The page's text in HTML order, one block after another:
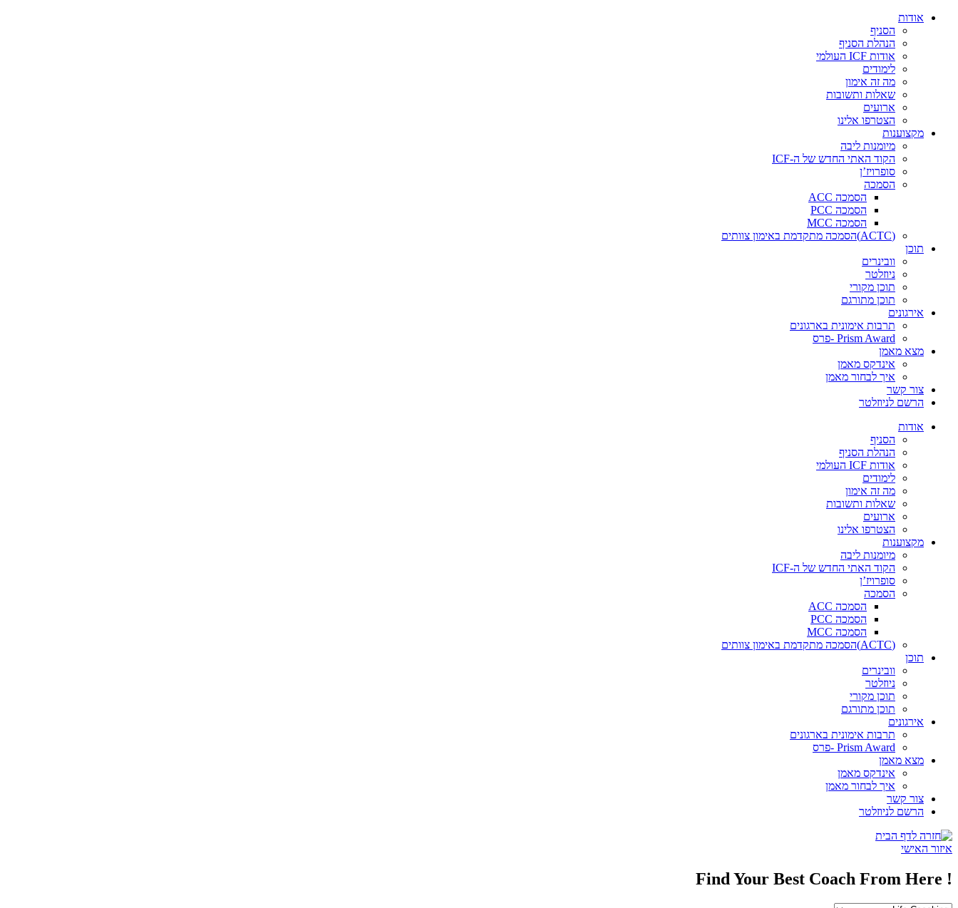
אודות
הסניף
הנהלת הסניף
אודות ICF העולמי
לימודים
מה זה אימון
שאלות ותשובות
ארועים
הצטרפו אלינו
מקצוענות
מיומנות ליבה
הקוד האתי החדש של ה-ICF
סופרויז’ן
הסמכה
הסמכה ACC
הסמכה PCC
הסמכה MCC
(ACTC)הסמכה מתקדמת באימון צוותים
תוכן
וובינרים
ניוזלטר
תוכן מקורי
תוכן מתורגם
אירגונים
תרבות אימונית בארגונים
Prism Award -פרס
מצא מאמן
אינדקס מאמן
איך לבחור מאמן
צור קשר
הרשם לניוזלטר
אודות
הסניף
הנהלת הסניף
אודות ICF העולמי
לימודים
מה זה אימון
שאלות ותשובות
ארועים
הצטרפו אלינו
מקצוענות
מיומנות ליבה
הקוד האתי החדש של ה-ICF
סופרויז’ן
הסמכה
הסמכה ACC
הסמכה PCC
הסמכה MCC
(ACTC)הסמכה מתקדמת באימון צוותים
תוכן
וובינרים
ניוזלטר
תוכן מקורי
תוכן מתורגם
אירגונים
תרבות אימונית בארגונים
Prism Award -פרס
מצא מאמן
אינדקס מאמן
איך לבחור מאמן
צור קשר
הרשם לניוזלטר
איזור האישי
! Find Your Best Coach From Here